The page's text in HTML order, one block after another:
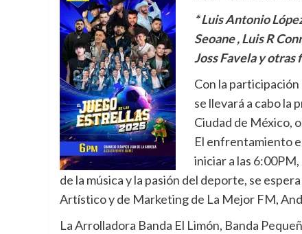
⁠* ⁠Luis Antonio
Seoane , Luis R
Joss Favela y
Con la
se llevará a cabo la
Ciudad de México,
El enfrentamiento
iniciar a las
de la música y la pasión del deporte, se
Artístico y de Marketing de La Mejor FM,
⁠La Arrolladora Banda El Limón, ⁠Banda